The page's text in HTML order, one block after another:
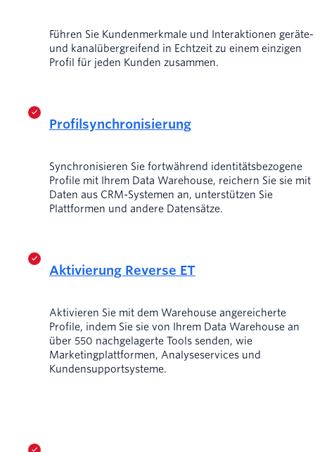
Führen Sie Kundenmerkmale und Interaktionen geräte-
und kanalübergreifend in Echtzeit zu einem einzigen
Profil für jeden Kunden zusammen.
Profilsynchronisierung
Synchronisieren Sie fortwährend identitätsbezogene
Profile mit Ihrem Data Warehouse, reichern Sie sie mit
Daten aus CRM-Systemen an, unterstützen Sie
Plattformen und andere Datensätze.
Aktivierung Reverse ET
Aktivieren Sie mit dem Warehouse angereicherte
Profile, indem Sie sie von Ihrem Data Warehouse an
über 550 nachgelagerte Tools senden, wie
Marketingplattformen, Analyseservices und
Kundensupportsysteme.